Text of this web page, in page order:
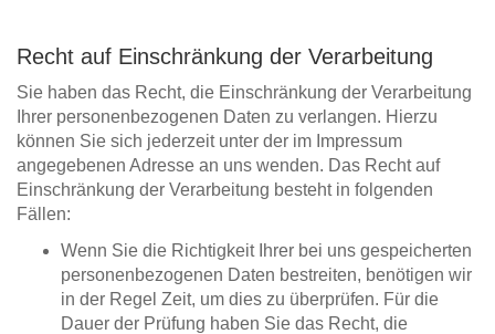
Recht auf Einschränkung der Verarbeitung
Sie haben das Recht, die Einschränkung der Verarbeitung
Ihrer personenbezogenen Daten zu verlangen. Hierzu
können Sie sich jederzeit unter der im Impressum
angegebenen Adresse an uns wenden. Das Recht auf
Einschränkung der Verarbeitung besteht in folgenden
Fällen:
Wenn Sie die Richtigkeit Ihrer bei uns gespeicherten
personenbezogenen Daten bestreiten, benötigen wir
in der Regel Zeit, um dies zu überprüfen. Für die
Dauer der Prüfung haben Sie das Recht, die